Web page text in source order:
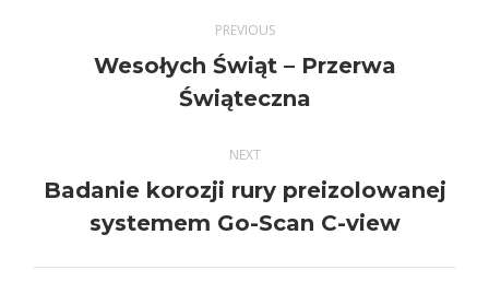
navigation
PREVIOUS
Previous
post:
Wesołych Świąt – Przerwa
Świąteczna
NEXT
Next
post:
Badanie korozji rury preizolowanej
systemem Go-Scan C-view